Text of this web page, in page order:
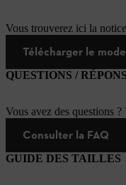
Vous trouverez ici la
Télécharger le
QUESTIONS /
Vous avez des questions
Consulter la FAQ
GUIDE DES TAILLES